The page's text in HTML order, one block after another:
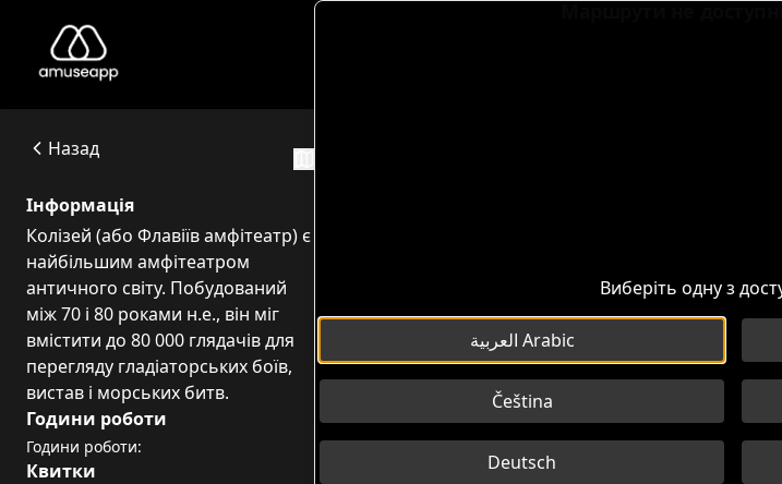
Colosseo
Колізей (або Флавіїв амфітеатр) є найбільшим амфітеатром античного світу. Побудований
Назад
Інформація
Колізей (або Флавіїв амфітеатр) є
найбільшим амфітеатром
античного світу. Побудований
між 70 і 80 роками н.е., він міг
вмістити до 80 000 глядачів для
перегляду гладіаторських боїв,
вистав і морських битв.
Години роботи
Години роботи:
Квитки
Виберіть одну з
العربية Arabic
Čeština
Deutsch